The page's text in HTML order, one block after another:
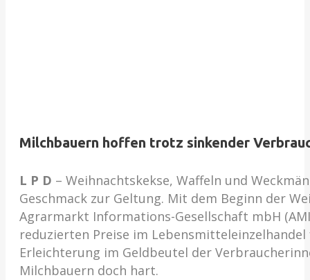
Milchbauern hoffen trotz sinkender
L P D – Weihnachtskekse, Waffeln und
Geschmack zur Geltung. Mit dem Beginn der
Agrarmarkt Informations-Gesellschaft mbH
reduzierten Preise im
Erleichterung im Geldbeutel der
Milchbauern doch hart.